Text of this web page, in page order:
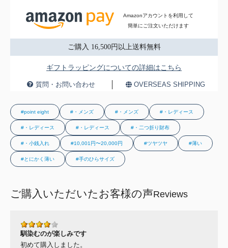
Amazonアカウントを利用して
簡単にご注文いただけます
ご購入 16,500円以上送料無料
ギフトラッピングについての詳細はこちら
質問・お問い合わせ OVERSEAS SHIPPING
#point eight #・メンズ #・メンズ #・レディース
#・レディース #・レディース #・二つ折り財布
#・小銭入れ #10,001円〜20,000円 #ツヤツヤ #薄い
#とにかく薄い #手のひらサイズ
ご購入いただいたお客様の声Reviews
馴染むのが楽しみです
初めて購入しました。